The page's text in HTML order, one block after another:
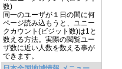
数)
同一のユーザが１日の間に何
ページ読み込もうと、ユニー
クカウント(ビジット数)は1と
数える方法。実際の閲覧ユー
ザ数に近い人数を数える事が
できます。